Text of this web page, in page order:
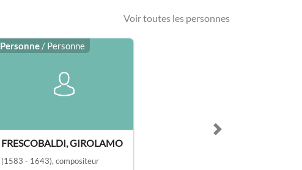
Voir toutes les personnes
Personne / Personne
FRESCOBALDI, GIROLAMO
(1583 - 1643), compositeur
Next slide